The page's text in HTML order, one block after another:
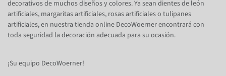
decorativos de muchos diseños y colores. Ya sean dientes de león
artificiales, margaritas artificiales, rosas artificiales o tulipanes
artificiales, en nuestra tienda online DecoWoerner encontrará con
toda seguridad la decoración adecuada para su ocasión.
¡Su equipo DecoWoerner!